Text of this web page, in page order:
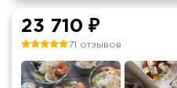
23 710 ₽
71 отзывов